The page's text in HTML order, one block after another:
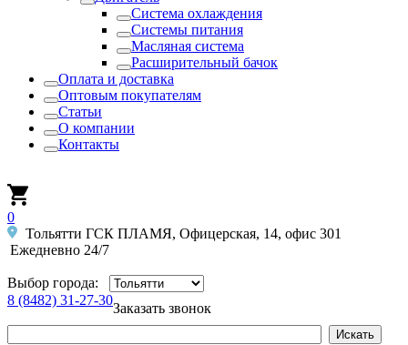
Система охлаждения
Системы питания
Масляная система
Расширительный бачок
Оплата и доставка
Оптовым покупателям
Статьи
О компании
Контакты
0
Тольятти ГСК ПЛАМЯ, Офицерская, 14, офис 301
Ежедневно 24/7
Выбор города:
8 (8482) 31-27-30
Заказать звонок